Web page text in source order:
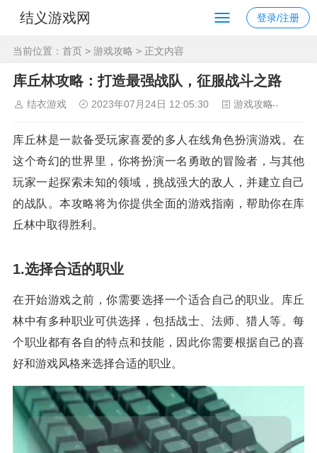
结义游戏网 登录/注册
当前位置： 首页 > 游戏攻略 > 正文内容
库丘林攻略：打造最强战队，征服战斗之路
结衣游戏 2023年07月24日 12:05:30 游戏攻略
库丘林是一款备受玩家喜爱的多人在线角色扮演游戏。在
这个奇幻的世界里，你将扮演一名勇敢的冒险者，与其他
玩家一起探索未知的领域，挑战强大的敌人，并建立自己
的战队。本攻略将为你提供全面的游戏指南，帮助你在库
丘林中取得胜利。
1.选择合适的职业
在开始游戏之前，你需要选择一个适合自己的职业。库丘
林中有多种职业可供选择，包括战士、法师、猎人等。每
个职业都有各自的特点和技能，因此你需要根据自己的喜
好和游戏风格来选择合适的职业。